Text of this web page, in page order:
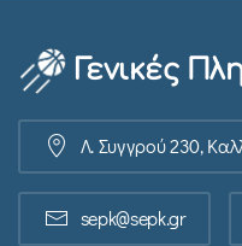
Γενικές
Λ. Συγγρού 230,
sepk@sepk.gr